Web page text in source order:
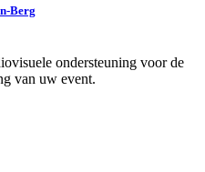
Berg
ondersteuning voor de
van uw event.